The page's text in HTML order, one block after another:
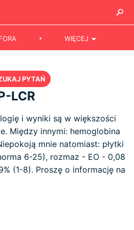
WIĘCEJ
PYTAŃ
LCR
i wyniki są w większości
Między innymi: hemoglobina
mnie natomiast: płytki
6-25), rozmaz - EO - 0,08
(1-8). Proszę o informację na